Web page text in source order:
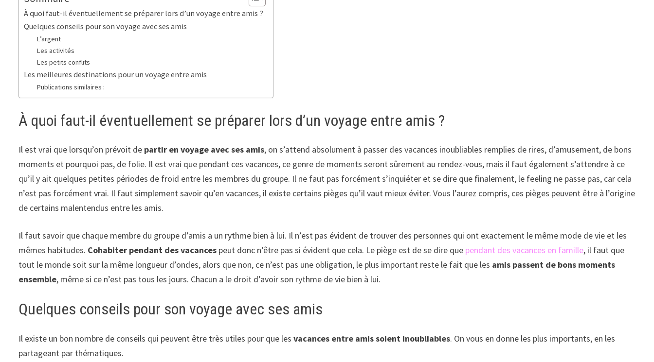
À quoi faut-il éventuellement se préparer lors d’un voyage entre amis ?
Quelques conseils pour son voyage avec ses amis
L’argent
Les activités
Les petits conflits
Les meilleures destinations pour un voyage entre amis
Publications similaires :
À quoi faut-il éventuellement se préparer lors d’un voyage entre amis ?
Il est vrai que lorsqu’on prévoit de partir en voyage avec ses amis, on s’attend absolument à passer des vacances inoubliables remplies de rires, d’amusement, de bons
moments et pourquoi pas, de folie. Il est vrai que pendant ces vacances, ce genre de moments seront sûrement au rendez-vous, mais il faut également s’attendre à ce
qu’il y ait quelques petites périodes de froid entre les membres du groupe. Il ne faut pas forcément s’inquiéter et se dire que finalement, le feeling ne passe pas, car cela
n’est pas forcément vrai. Il faut simplement savoir qu’en vacances, il existe certains pièges qu’il vaut mieux éviter. Vous l’aurez compris, ces pièges peuvent être à l’origine
de certains malentendus entre les amis.
Il faut savoir que chaque membre du groupe d’amis a un rythme bien à lui. Il n’est pas évident de trouver des personnes qui ont exactement le même mode de vie et les
mêmes habitudes. Cohabiter pendant des vacances peut donc n’être pas si évident que cela. Le piège est de se dire que pendant des vacances en famille, il faut que
tout le monde soit sur la même longueur d’ondes, alors que non, ce n’est pas une obligation, le plus important reste le fait que les amis passent de bons moments
ensemble, même si ce n’est pas tous les jours. Chacun a le droit d’avoir son rythme de vie bien à lui.
Quelques conseils pour son voyage avec ses amis
Il existe un bon nombre de conseils qui peuvent être très utiles pour que lesvacances entre amis soient inoubliables. On vous en donne les plus importants, en les
partageant par thématiques.